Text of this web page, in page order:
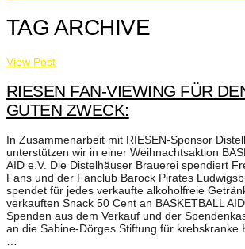
TAG ARCHIVE
View Post
RIESEN FAN-VIEWING FÜR
GUTEN ZWECK:
In Zusammenarbeit mit RIESEN-Sponsor
unterstützen wir in einer Weihnachtsaktion
AID e.V. Die Distelhäuser Brauerei spendiert
Fans und der Fanclub Barock Pirates
spendet für jedes verkaufte alkoholfreie
verkauften Snack 50 Cent an BASKETBALL
Spenden aus dem Verkauf und der
an die Sabine-Dörges Stiftung für krebskranke
…